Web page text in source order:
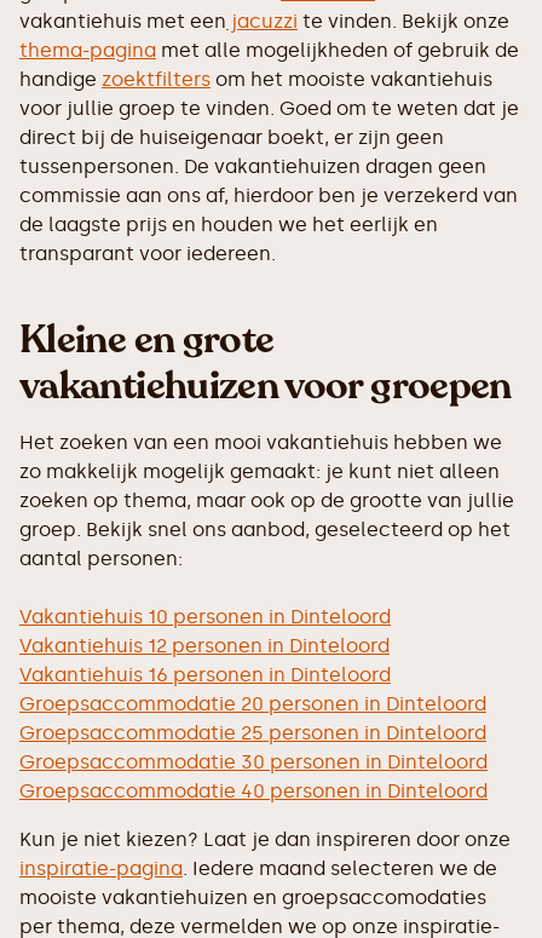
vakantiehuis met een jacuzzi te vinden. Bekijk onze
thema-pagina met alle mogelijkheden of gebruik de
handige zoektfilters om het mooiste vakantiehuis
voor jullie groep te vinden. Goed om te weten dat je
direct bij de huiseigenaar boekt, er zijn geen
tussenpersonen. De vakantiehuizen dragen geen
commissie aan ons af, hierdoor ben je verzekerd van
de laagste prijs en houden we het eerlijk en
transparant voor iedereen.
Kleine en grote
vakantiehuizen voor groepen
Het zoeken van een mooi vakantiehuis hebben we
zo makkelijk mogelijk gemaakt: je kunt niet alleen
zoeken op thema, maar ook op de grootte van jullie
groep. Bekijk snel ons aanbod, geselecteerd op het
aantal personen:
Vakantiehuis 10 personen in Dinteloord
Vakantiehuis 12 personen in Dinteloord
Vakantiehuis 16 personen in Dinteloord
Groepsaccommodatie 20 personen in Dinteloord
Groepsaccommodatie 25 personen in Dinteloord
Groepsaccommodatie 30 personen in Dinteloord
Groepsaccommodatie 40 personen in Dinteloord
Kun je niet kiezen? Laat je dan inspireren door onze
inspiratie-pagina. Iedere maand selecteren we de
mooiste vakantiehuizen en groepsaccomodaties
per thema, deze vermelden we op onze inspiratie-